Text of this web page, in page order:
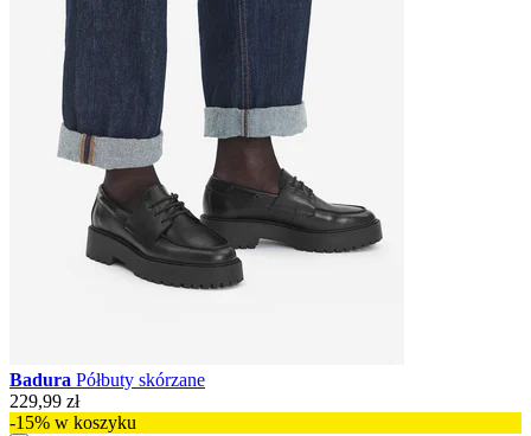
Badura Półbuty skórzane
229,99 zł
-15% w koszyku